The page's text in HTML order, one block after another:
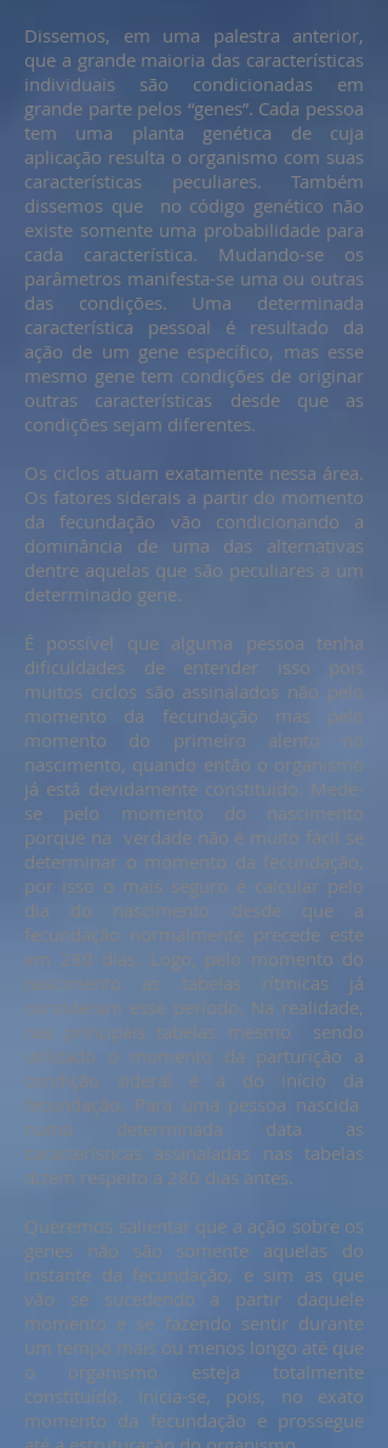
Dissemos, em uma palestra anterior,
que a grande maioria das características
individuais são condicionadas em
grande parte pelos “genes”. Cada pessoa
tem uma planta genética de cuja
aplicação resulta o organismo com suas
características peculiares. Também
dissemos que no código genético não
existe somente uma probabilidade para
cada característica. Mudando-se os
parâmetros manifesta-se uma ou outras
das condições. Uma determinada
característica pessoal é resultado da
ação de um gene específico, mas esse
mesmo gene tem condições de originar
outras características desde que as
condições sejam diferentes.
Os ciclos atuam exatamente nessa área.
Os fatores siderais a partir do momento
da fecundação vão condicionando a
dominância de uma das alternativas
dentre aquelas que são peculiares a um
determinado gene.
É possível que alguma pessoa tenha
dificuldades de entender isso pois
muitos ciclos são assinalados não pelo
momento da fecundação mas pelo
momento do primeiro alento no
nascimento, quando então o organismo
já está devidamente constituído. Mede-
se pelo momento do nascimento
porque na verdade não é muito fácil se
determinar o momento da fecundação,
por isso o mais seguro é calcular pelo
dia do nascimento desde que a
fecundação normalmente precede este
em 280 dias. Logo, pelo momento do
nascimento as tabelas rítmicas já
consideram esse período. Na realidade,
nas principais tabelas mesmo sendo
utilizado o momento da parturição a
condição sideral é a do início da
fecundação. Para uma pessoa nascida
numa determinada data as
características assinaladas nas tabelas
dizem respeito a 280 dias antes.
Queremos salientar que a ação sobre os
genes não são somente aquelas do
instante da fecundação, e sim as que
vão se sucedendo a partir daquele
momento e se fazendo sentir durante
um tempo mais ou menos longo até que
o organismo esteja totalmente
constituído. Inicia-se, pois, no exato
momento da fecundação e prossegue